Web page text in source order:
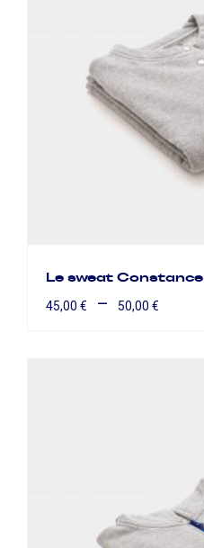
Le sweat Constance
45,00 € – 50,00 €